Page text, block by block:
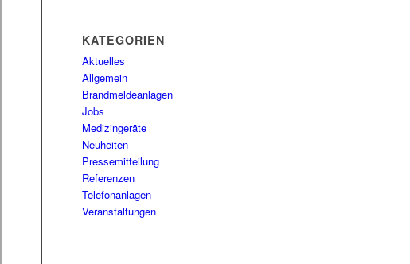
KATEGORIEN
Aktuelles
Allgemein
Brandmeldeanlagen
Jobs
Medizingeräte
Neuheiten
Pressemitteilung
Referenzen
Telefonanlagen
Veranstaltungen